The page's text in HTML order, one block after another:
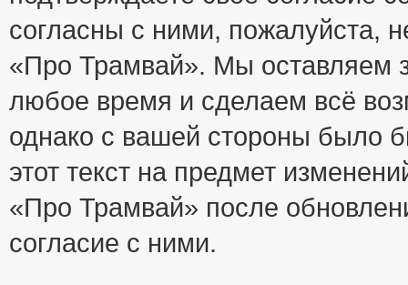
согласны с ними, пожалуйста,
«Про Трамвай». Мы оставляем
любое время и сделаем всё
однако с вашей стороны было
этот текст на предмет
«Про Трамвай» после
согласие с ними.